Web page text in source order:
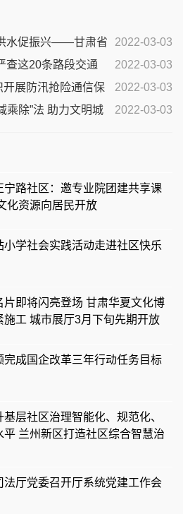
2022-03-03
水促振兴——甘肃省
心多措并举备战灌区春耕春灌
2022-03-03
查这20条路段交通
2022-03-03
展防汛抢险通信保
2022-03-03
乘除”法 助力文明城
宁路社区：邀专业院团建共享课
化资源向居民开放
小学社会实践活动走进社区快乐
片即将闪亮登场 甘肃华夏文化博
施工 城市展厅3月下旬先期开放
完成国企改革三年行动任务目标
基层社区治理智能化、规范化、
平 兰州新区打造社区综合智慧治
法厅党委召开厅系统党建工作会